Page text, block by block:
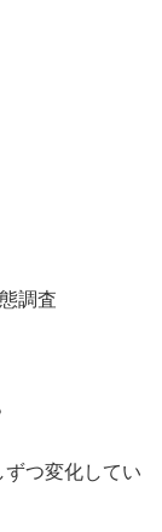
調査
つ変化してい